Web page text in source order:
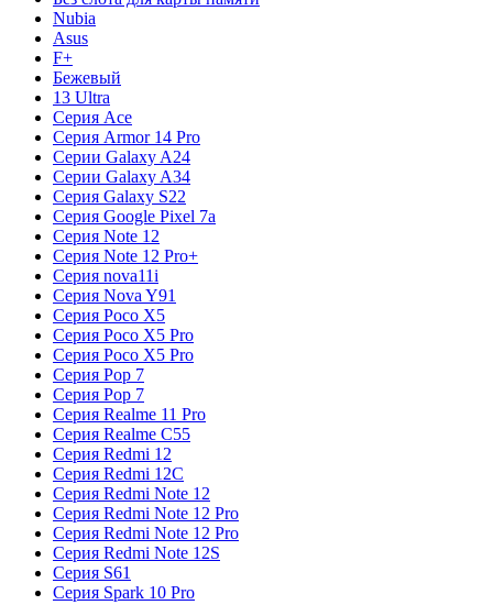
Nubia
Asus
F+
Бежевый
13 Ultra
Серия Ace
Серия Armor 14 Pro
Серии Galaxy A24
Серии Galaxy A34
Серия Galaxy S22
Серия Google Pixel 7a
Серия Note 12
Серия Note 12 Pro+
Серия nova11i
Серия Nova Y91
Серия Poco X5
Серия Poco X5 Pro
Серия Poco X5 Pro
Серия Pop 7
Серия Pop 7
Серия Realme 11 Pro
Серия Realme C55
Серия Redmi 12
Серия Redmi 12C
Серия Redmi Note 12
Серия Redmi Note 12 Pro
Серия Redmi Note 12 Pro
Серия Redmi Note 12S
Серия S61
Серия Spark 10 Pro